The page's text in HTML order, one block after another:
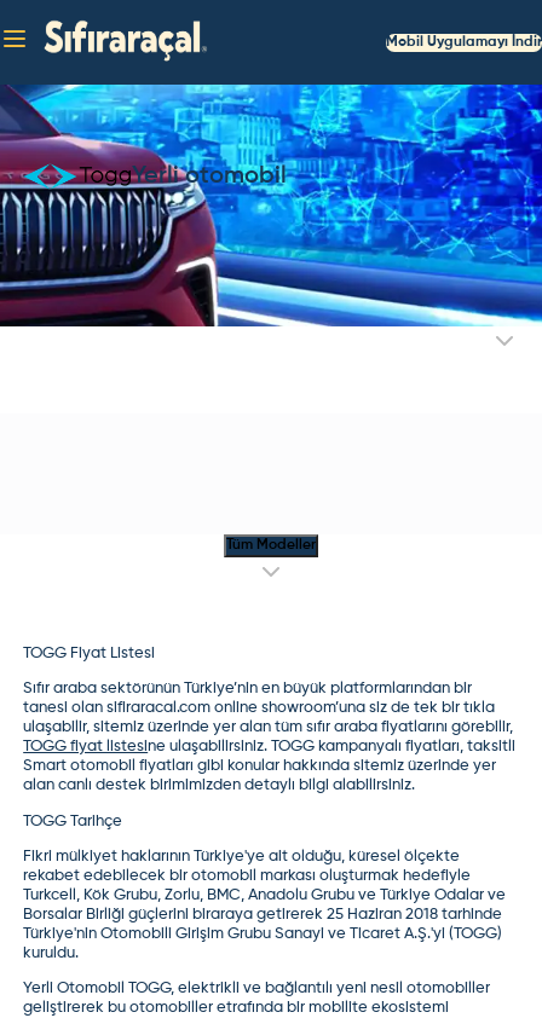
Mobil Uygulamayı İndir
Yerli otomobil
Tüm Modeller
TOGG Fiyat Listesi
Sıfır araba sektörünün Türkiye’nin en büyük platformlarından bir
tanesi olan sifiraracal.com online showroom’una siz de tek bir tıkla
ulaşabilir, sitemiz üzerinde yer alan tüm sıfır araba fiyatlarını görebilir,
TOGG fiyat listesine ulaşabilirsiniz. TOGG kampanyalı fiyatları, taksitli
Smart otomobil fiyatları gibi konular hakkında sitemiz üzerinde yer
alan canlı destek birimimizden detaylı bilgi alabilirsiniz.
TOGG Tarihçe
Fikri mülkiyet haklarının Türkiye'ye ait olduğu, küresel ölçekte
rekabet edebilecek bir otomobil markası oluşturmak hedefiyle
Turkcell, Kök Grubu, Zorlu, BMC, Anadolu Grubu ve Türkiye Odalar ve
Borsalar Birliği güçlerini biraraya getirerek 25 Haziran 2018 tarhinde
Türkiye'nin Otomobili Girişim Grubu Sanayi ve Ticaret A.Ş.'yi (TOGG)
kuruldu.
Yerli Otomobil TOGG, elektrikli ve bağlantılı yeni nesil otomobiller
geliştirerek bu otomobiller etrafında bir mobilite ekosistemi